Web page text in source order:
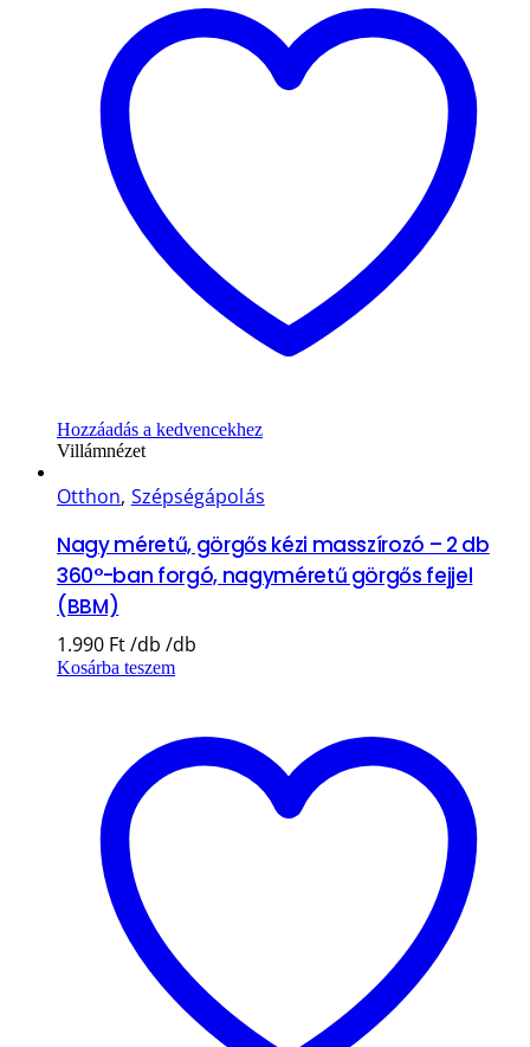
Hozzáadás a kedvencekhez
Villámnézet
Otthon, Szépségápolás
Nagy méretű, görgős kézi masszírozó – 2 db
360°-ban forgó, nagyméretű görgős fejjel
(BBM)
1.990 Ft
Kosárba teszem